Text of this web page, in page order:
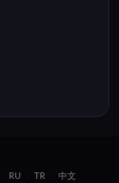
· RU · TR · 中文